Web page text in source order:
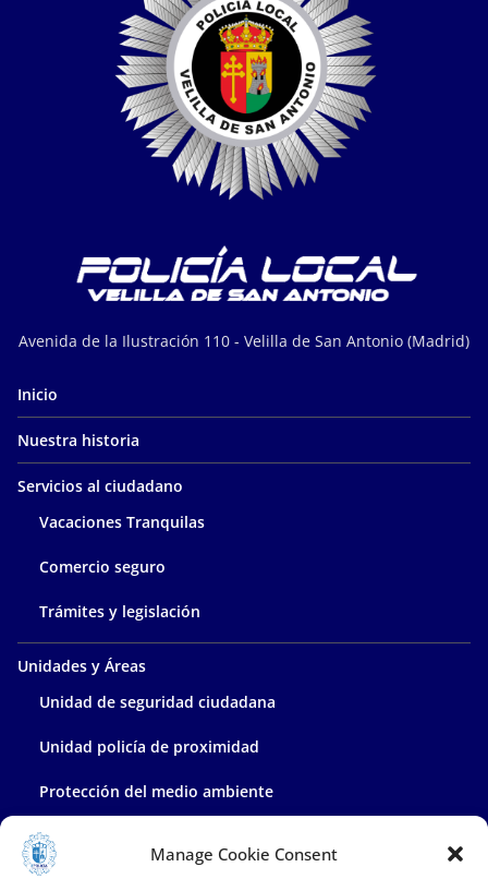
Manage Cookie Consent
Avenida de la Ilustración 110 - Velilla de San Antonio (Madrid)
Inicio
Nuestra historia
Servicios al ciudadano
Vacaciones Tranquilas
Comercio seguro
Trámites y legislación
Unidades y Áreas
Unidad de seguridad ciudadana
Unidad policía de proximidad
Protección del medio ambiente
Policía administrativa